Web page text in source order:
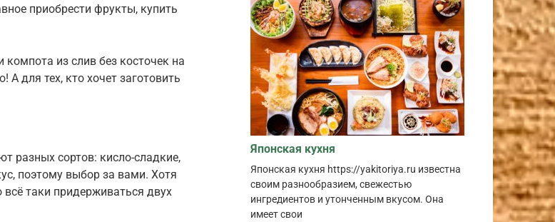
приобрести фрукты, купить
из слив без косточек на
А для тех, кто хочет заготовить
разных сортов: кисло-сладкие,
поэтому выбор за вами. Хотя
таки придерживаться двух
Японская кухня
Японская кухня https://yakitoriya.ru известна
своим разнообразием, свежестью
ингредиентов и утонченным вкусом. Она
имеет свои